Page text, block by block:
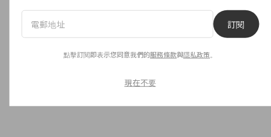
訂閱
點擊訂閱即表示您同意我們的服務條款與隱私政策
現在不要